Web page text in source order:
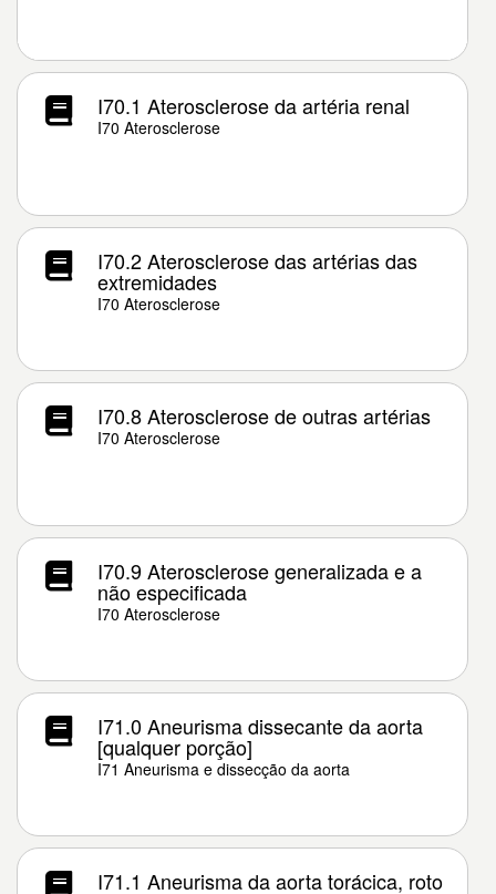
I70.1 Aterosclerose da artéria renal
I70 Aterosclerose
I70.2 Aterosclerose das artérias das
extremidades
I70 Aterosclerose
I70.8 Aterosclerose de outras artérias
I70 Aterosclerose
I70.9 Aterosclerose generalizada e a
não especificada
I70 Aterosclerose
I71.0 Aneurisma dissecante da aorta
[qualquer porção]
I71 Aneurisma e dissecção da aorta
I71.1 Aneurisma da aorta torácica, roto